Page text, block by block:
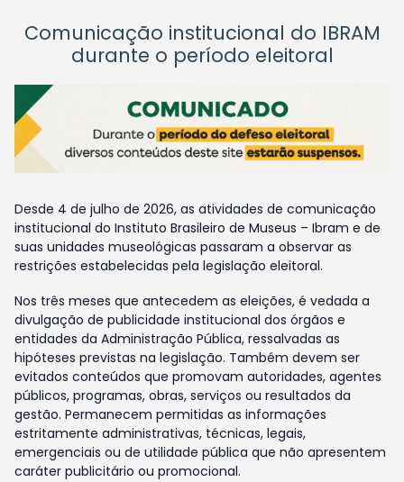
Comunicação institucional do IBRAM
durante o período eleitoral
Desde 4 de julho de 2026, as atividades de comunicação
institucional do Instituto Brasileiro de Museus – Ibram e de
suas unidades museológicas passaram a observar as
restrições estabelecidas pela legislação eleitoral.
Nos três meses que antecedem as eleições, é vedada a
divulgação de publicidade institucional dos órgãos e
entidades da Administração Pública, ressalvadas as
hipóteses previstas na legislação. Também devem ser
evitados conteúdos que promovam autoridades, agentes
públicos, programas, obras, serviços ou resultados da
gestão. Permanecem permitidas as informações
estritamente administrativas, técnicas, legais,
emergenciais ou de utilidade pública que não apresentem
caráter publicitário ou promocional.